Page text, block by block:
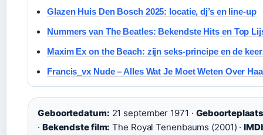
Glazen Huis Den Bosch 2025: locatie, dj’s en line-up
Nummers van The Beatles: Bekendste Hits en Top
Maxim Ex on the Beach: zijn seks-principe en de
Francis_vx Nude – Alles Wat Je Moet Weten Over
Geboortedatum: 21 september 1971 ·
· Bekendste film: The Royal Tenenbaums (2001) ·